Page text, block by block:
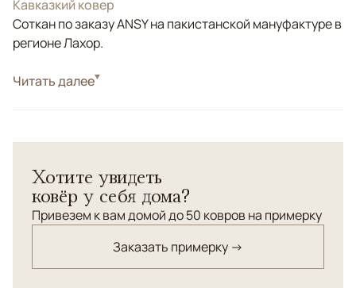
Кавказкий ковер
Соткан по заказу ANSY на пакистанской мануфактуре в
регионе Лахор.
СтильКлассические
Читать далее
Хотите увидеть
ковёр у себя дома?
Привезем к вам домой до 50 ковров на примерку
Заказать примерку →